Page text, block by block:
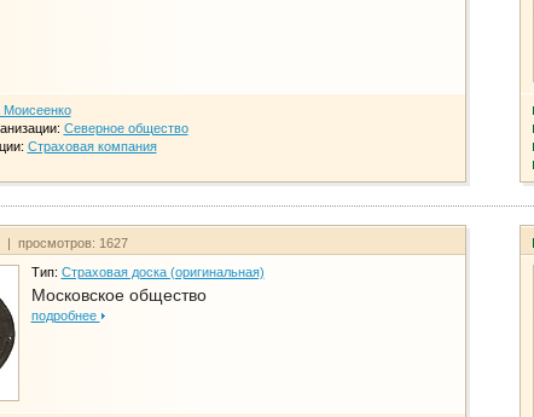
Моисеенко
Северное общество
Страховая компания
| просмотров: 1627
Тип: Страховая доска (оригинальная)
Московское общество
подробнее